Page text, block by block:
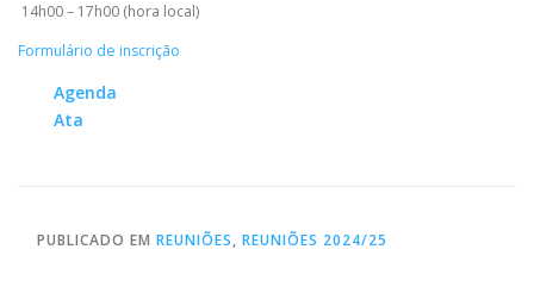
14h00 – 17h00 (hora local)
Formulário de inscrição
Agenda
Ata
PUBLICADO EM REUNIÕES, REUNIÕES 2024/25